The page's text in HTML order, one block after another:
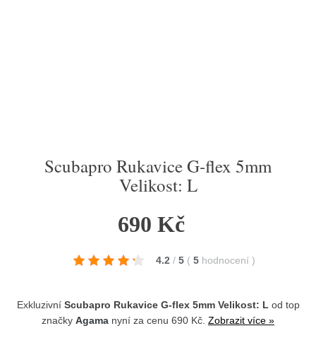
Scubapro Rukavice G-flex 5mm
Velikost: L
690 Kč
4.2 / 5 ( 5 hodnocení )
Exkluzivní Scubapro Rukavice G-flex 5mm Velikost: L od top
značky Agama nyní za cenu 690 Kč. Zobrazit více »